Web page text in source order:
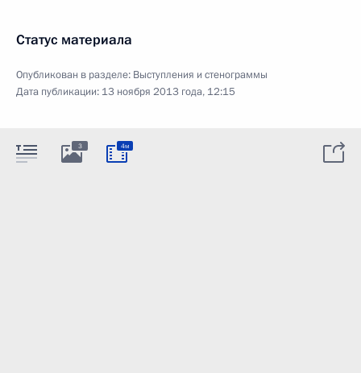
Статус материала
Опубликован в разделе: Выступления и стенограммы
Дата публикации: 13 ноября 2013 года, 12:15
3 4м